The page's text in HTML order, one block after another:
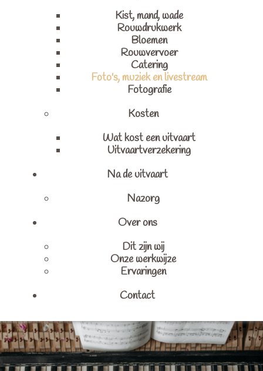
Kist, mand, wade
Rouwdrukwerk
Bloemen
Rouwvervoer
Catering
Foto's, muziek en livestream
Fotografie
Kosten
Wat kost een uitvaart
Uitvaartverzekering
Na de uitvaart
Nazorg
Over ons
Dit zijn wij
Onze werkwijze
Ervaringen
Contact